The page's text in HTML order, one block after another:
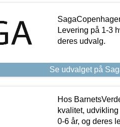
Levering på 1-3
deres udvalg.
Se udvalget på
Hos
kvalitet,
0-6 år, og deres